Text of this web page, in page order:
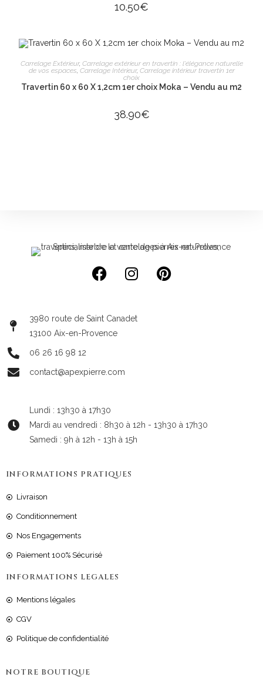
10.50€
LIRE LA SUITE
Carrelage Extérieur, Carrelage extérieur en travertin : l'élégance naturelle
de vos espaces Carrelage Intérieur, Carrelage intérieur travertin 1er
choix
Travertin 60 x 60 X 1,2cm 1er choix Moka – Vendu au m2
38.90€
3980 route de Saint Canadet
13100 Aix-en-Provence
06 26 16 98 12
contact@apexpierre.com
Lundi : 13h30 à 17h30
Mardi au vendredi : 8h30 à 12h - 13h30 à 17h30
Samedi : 9h à 12h - 13h à 15h
INFORMATIONS PRATIQUES
Livraison
Conditionnement
Nos Engagements
Paiement 100% Sécurisé
INFORMATIONS LEGALES
Mentions légales
CGV
Politique de confidentialité
NOTRE BOUTIQUE